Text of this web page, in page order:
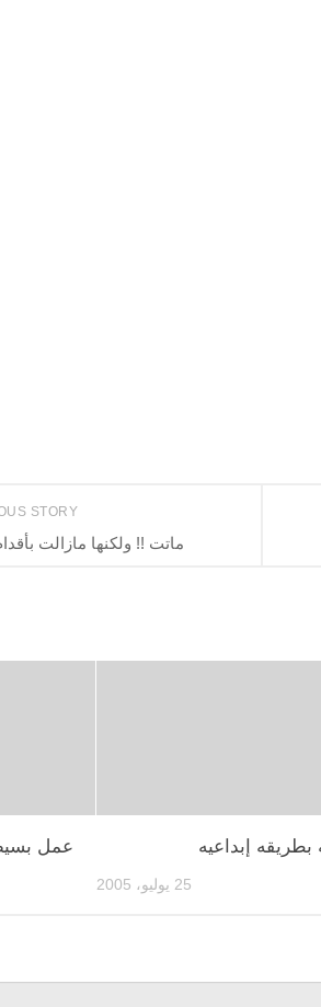
STORY
ماتت !! ولكنها مازالت
عمل بسيط إبداعيه
25 يوليو، 2005